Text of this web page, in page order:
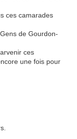
ces camarades
de Gourdon-
ces
une fois pour